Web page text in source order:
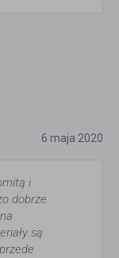
6 maja 2020
i
dobrze
są